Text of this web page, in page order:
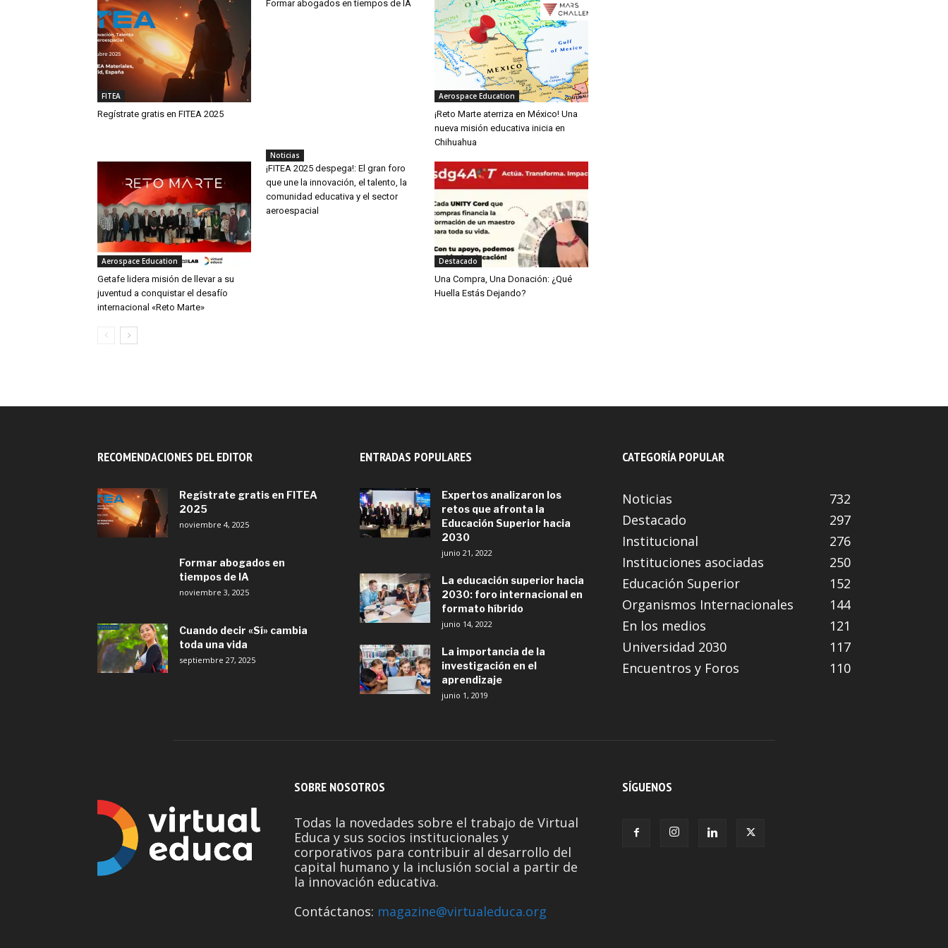
FITEA
Regístrate gratis en FITEA 2025
Formar abogados en tiempos de IA
Aerospace Education
¡Reto Marte aterriza en México! Una
nueva misión educativa inicia en
Chihuahua
Aerospace Education
Getafe lidera misión de llevar a su
juventud a conquistar el desafío
internacional «Reto Marte»
Noticias
¡FITEA 2025 despega!: El gran foro
que une la innovación, el talento, la
comunidad educativa y el sector
aeroespacial
Destacado
Una Compra, Una Donación: ¿Qué
Huella Estás Dejando?
RECOMENDACIONES DEL EDITOR
Regístrate gratis en FITEA
2025
noviembre 4, 2025
Formar abogados en
tiempos de IA
noviembre 3, 2025
Cuando decir «Sí» cambia
toda una vida
septiembre 27, 2025
ENTRADAS POPULARES
Expertos analizaron los
retos que afronta la
Educación Superior hacia
2030
junio 21, 2022
La educación superior hacia
2030: foro internacional en
formato híbrido
junio 14, 2022
La importancia de la
investigación en el
aprendizaje
junio 1, 2019
CATEGORÍA POPULAR
Noticias
732
Destacado
297
Institucional
276
Instituciones asociadas
250
Educación Superior
152
Organismos Internacionales
144
En los medios
121
Universidad 2030
117
Encuentros y Foros
110
SOBRE NOSOTROS
Todas la novedades sobre el trabajo de Virtual
Educa y sus socios institucionales y
corporativos para contribuir al desarrollo del
capital humano y la inclusión social a partir de
la innovación educativa.
Contáctanos: magazine@virtualeduca.org
SÍGUENOS